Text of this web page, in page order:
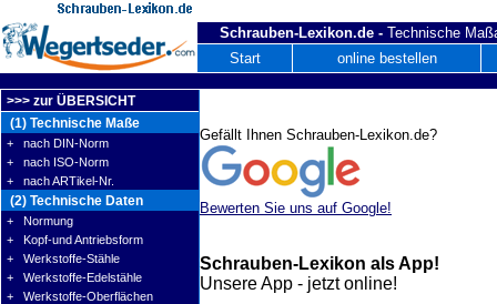
Schrauben-Lexikon.de - Technische
Start
online bestellen
>>> zur ÜBERSICHT
(1) Technische Maße
+ nach DIN-Norm
+ nach ISO-Norm
+ nach ARTikel-Nr.
(2) Technische Daten
+ Normung
+ Kopf-und Antriebsform
+ Werkstoffe-Stähle
+ Werkstoffe-Edelstähle
+ Werkstoffe-Oberflächen
Gefällt Ihnen Schrauben-Lexikon.de?
Bewerten Sie uns auf Google!
Schrauben-Lexikon als App!
Unsere App - jetzt online!